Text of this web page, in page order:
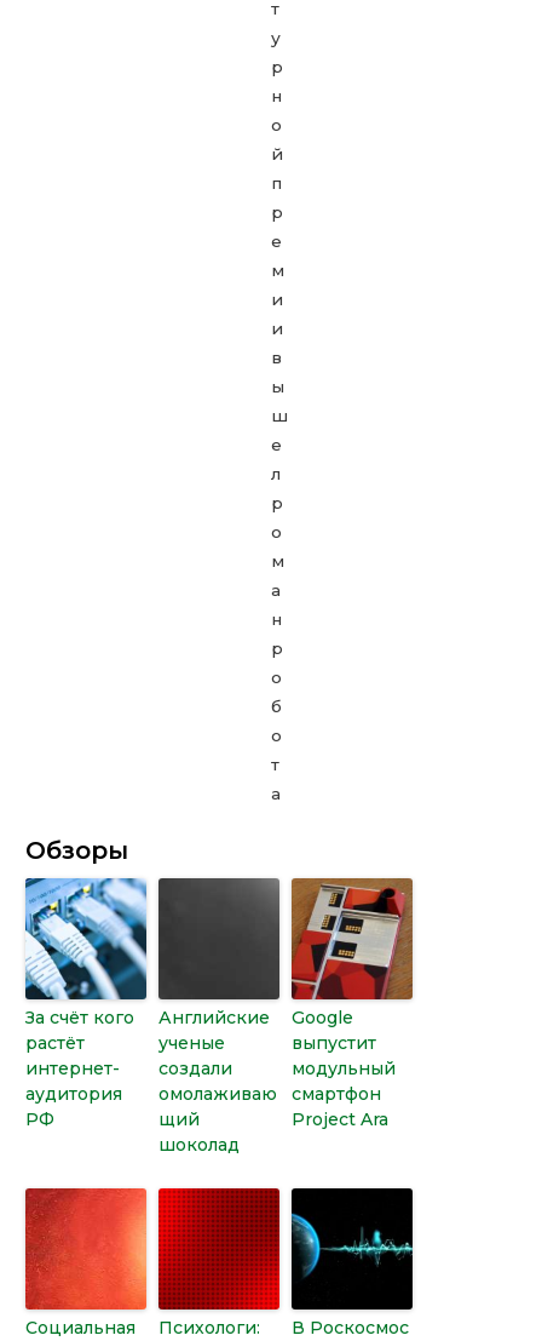
Обзоры
За счёт кого
растёт
интернет-
аудитория
РФ
Английские
ученые
создали
омолаживаю
щий
шоколад
Google
выпустит
модульный
смартфон
Project Ara
Социальная
Психологи:
В Роскосмос